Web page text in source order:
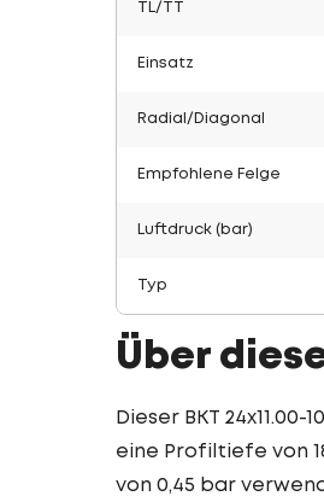
TL/TT
Einsatz
Radial/Diagonal
Empfohlene Felge
Luftdruck (bar)
Typ
Über
Dieser BKT
eine Profiltiefe von
von 0,45 bar